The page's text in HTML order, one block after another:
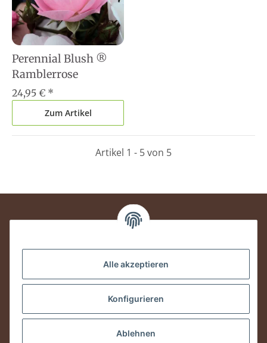
Alle akzeptieren
Konfigurieren
Ablehnen
Perennial Blush ®
Ramblerrose
24,95 € *
Zum Artikel
Artikel 1 - 5 von 5
Vertrag widerrufen